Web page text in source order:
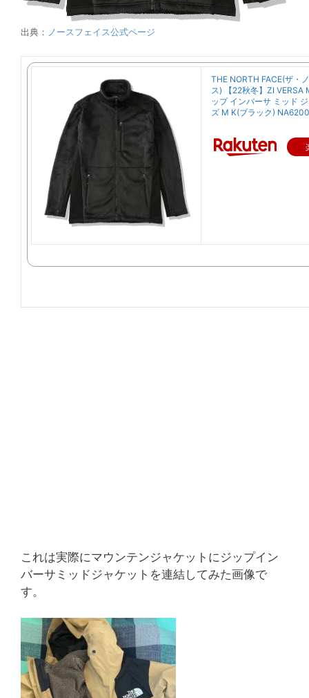
出典： ノースフェイス公式ページ
THE NORTH FACE(ザ・
ス) 【22秋冬】ZI VERSA
ップ インバーサ ミッド
ズ M K(ブラック)
これは実際にマウンテンジャケットにジップイン
バーサミッドジャケットを連結してみた画像で
す。